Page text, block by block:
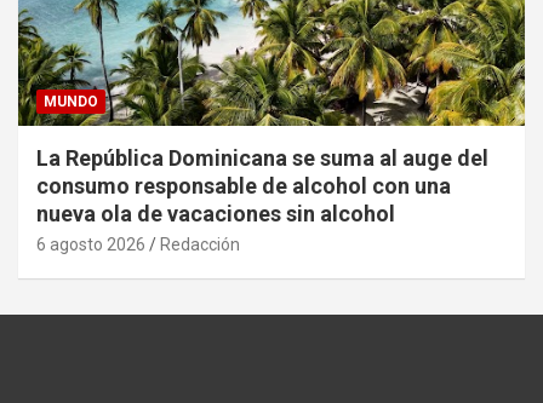
MUNDO
La República Dominicana se suma al auge del
consumo responsable de alcohol con una
nueva ola de vacaciones sin alcohol
6 agosto 2026 Redacción